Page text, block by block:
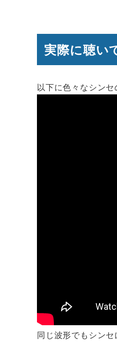
実際に聴い
以下に色々なシン
同じ波形でもシン